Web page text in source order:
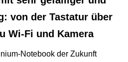
von der Tastatur über
Wi-Fi und Kamera
Notebook der Zukunft